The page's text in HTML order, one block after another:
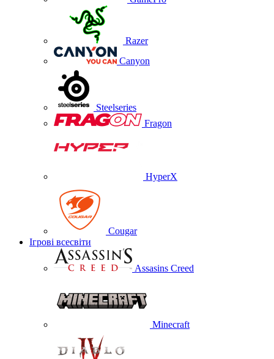
Razer
Canyon
Steelseries
Fragon
HyperX
Cougar
Ігрові всесвіти
Assasins Creed
Minecraft